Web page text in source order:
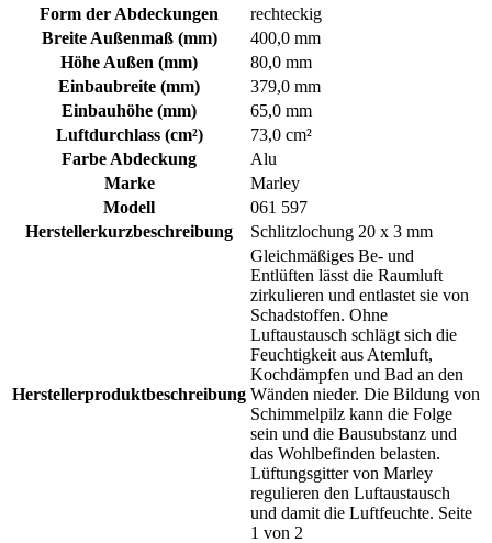
Form der Abdeckungen
rechteckig
Breite Außenmaß (mm)
400,0 mm
Höhe Außen (mm)
80,0 mm
Einbaubreite (mm)
379,0 mm
Einbauhöhe (mm)
65,0 mm
Luftdurchlass (cm²)
73,0 cm²
Farbe Abdeckung
Alu
Marke
Marley
Modell
061 597
Herstellerkurzbeschreibung
Schlitzlochung 20 x 3 mm
Herstellerproduktbeschreibung
Gleichmäßiges Be- und
Entlüften lässt die Raumluft
zirkulieren und entlastet sie von
Schadstoffen. Ohne
Luftaustausch schlägt sich die
Feuchtigkeit aus Atemluft,
Kochdämpfen und Bad an den
Wänden nieder. Die Bildung von
Schimmelpilz kann die Folge
sein und die Bausubstanz und
das Wohlbefinden belasten.
Lüftungsgitter von Marley
regulieren den Luftaustausch
und damit die Luftfeuchte. Seite
1 von 2